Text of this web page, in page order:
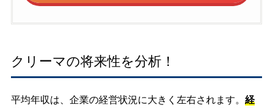
クリーマの将来性を分析！
平均年収は、企業の経営状況に大きく左右されます。 経